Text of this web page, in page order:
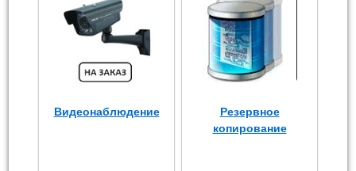
Видеонаблюдение
Резервное
копирование